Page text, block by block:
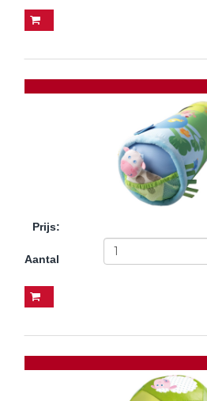
Prijs:
Aantal